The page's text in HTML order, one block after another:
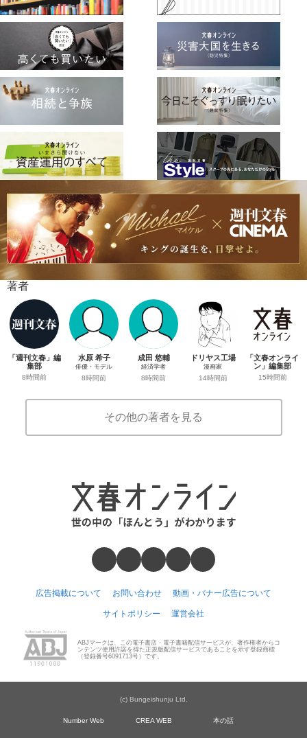
著者
「週刊文春」編
集部
8時間前
水原 希子
俳優・モデル
8時間前
成田 悠輔
経済学者
8時間前
ドリヤス工場
漫画家
14時間前
「文春オンライ
ン」編集部
15時間前
その他の著者を見る
広告掲載について お問い合わせ 動画・バナー広告について
サイトポリシー 運営会社
ABJマークは、この電子書店・電子書籍配信サービスが、著作権者からコ
ンテンツ使用許諾を得た正規版配信サービスであることを示す登録商標
（登録番号6091713号）です。
(c) Bungeishunju Ltd.
Number Web CREA WEB 本の話